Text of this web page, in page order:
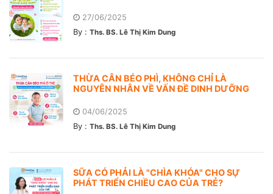
27/06/2025
By : Ths. BS. Lê Thị Kim Dung
THỪA CÂN BÉO PHÌ, KHÔNG CHỈ LÀ
NGUYÊN NHÂN VỀ VẤN ĐỀ DINH DƯỠNG
04/06/2025
By : Ths. BS. Lê Thị Kim Dung
SỮA CÓ PHẢI LÀ "CHÌA KHÓA" CHO SỰ
PHÁT TRIỂN CHIỀU CAO CỦA TRẺ?